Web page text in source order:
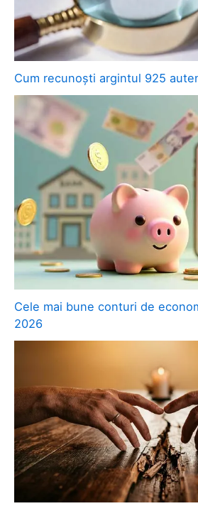
Cum recunoști argintul 925
Cele mai bune conturi de
2026